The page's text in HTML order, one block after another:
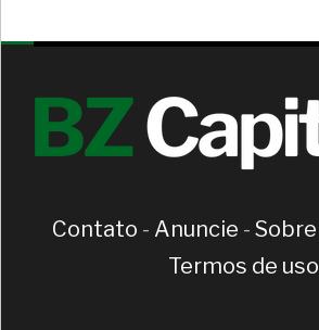
Contato - Anuncie - Sobre
Termos de uso